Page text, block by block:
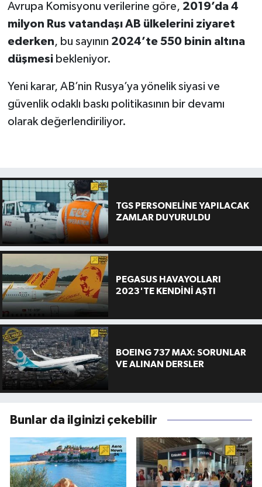
Avrupa Komisyonu verilerine göre, 2019’da 4
milyon Rus vatandaşı AB ülkelerini ziyaret
ederken, bu sayının 2024’te 550 binin altına
düşmesibekleniyor.
Yeni karar, AB’nin Rusya’ya yönelik siyasi ve
güvenlik odaklı baskı politikasının bir devamı
olarak değerlendiriliyor.
TGS PERSONELİNE YAPILACAK
ZAMLAR DUYURULDU
PEGASUS HAVAYOLLARI
2023'TE KENDİNİ AŞTI
BOEING 737 MAX: SORUNLAR
VE ALINAN DERSLER
Bunlar da ilginizi çekebilir